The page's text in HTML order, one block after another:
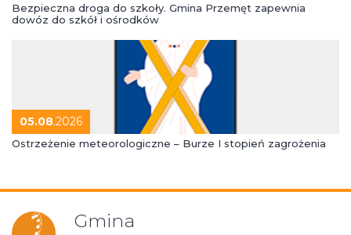
Bezpieczna droga do szkoły. Gmina Przemęt zapewnia
dowóz do szkół i ośrodków
05.08.2026
Ostrzeżenie meteorologiczne – Burze I stopień zagrożenia
Gmina